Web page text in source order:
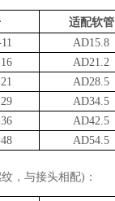
适配软管
AD15.8
AD21.2
AD28.5
AD34.5
AD42.5
AD54.5
，与接头相配) ：